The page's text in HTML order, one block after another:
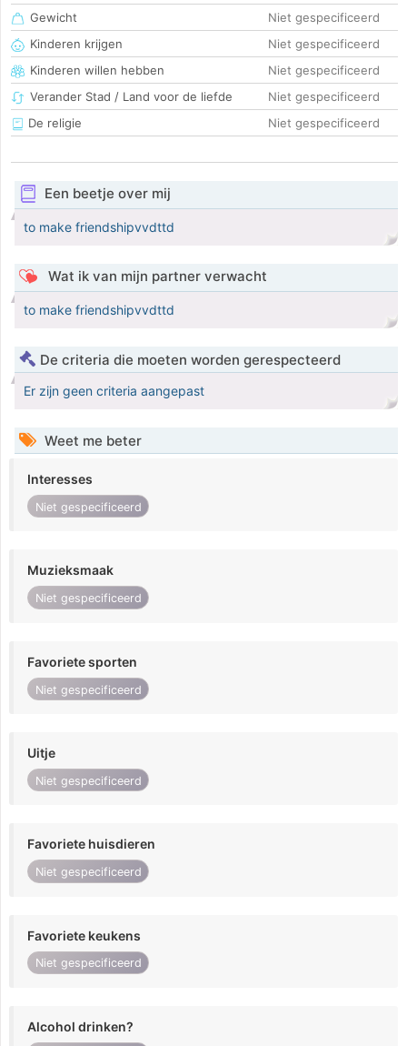
Gewicht
Niet gespecificeerd
Kinderen krijgen
Niet gespecificeerd
Kinderen willen hebben
Niet gespecificeerd
Verander Stad / Land voor de liefde
Niet gespecificeerd
De religie
Niet gespecificeerd
Een beetje over mij
to make friendshipvvdttd
Wat ik van mijn partner verwacht
to make friendshipvvdttd
De criteria die moeten worden gerespecteerd
Er zijn geen criteria aangepast
Weet me beter
Interesses
Niet gespecificeerd
Muzieksmaak
Niet gespecificeerd
Favoriete sporten
Niet gespecificeerd
Uitje
Niet gespecificeerd
Favoriete huisdieren
Niet gespecificeerd
Favoriete keukens
Niet gespecificeerd
Alcohol drinken?